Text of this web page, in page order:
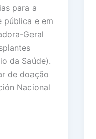
para a
pública e em
Geral
da Saúde).
de doação
Nacional